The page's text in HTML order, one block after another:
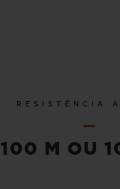
RESISTÊNCIA À
100 M OU